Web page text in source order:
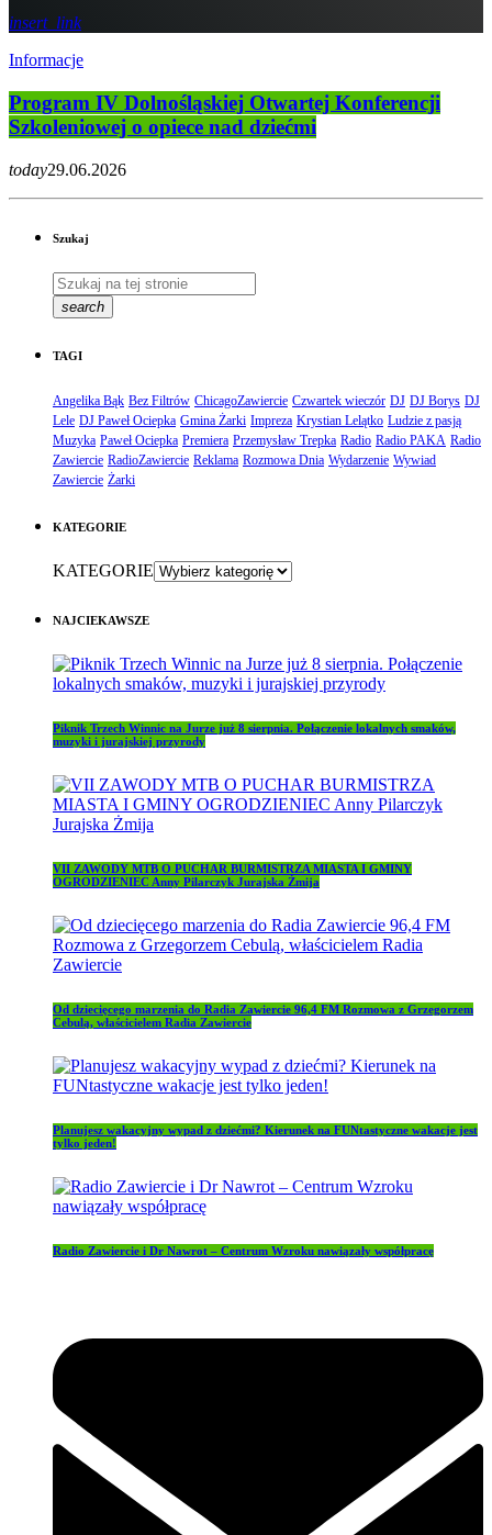
insert_link
Informacje
Program IV Dolnośląskiej Otwartej Konferencji
Szkoleniowej o opiece nad dziećmi
today29.06.2026
Szukaj
search
TAGI
Angelika Bąk Bez Filtrów ChicagoZawiercie Czwartek wieczór DJ DJ Borys DJ
Lele DJ Paweł Ociepka Gmina Żarki Impreza Krystian Lelątko Ludzie z pasją
Muzyka Paweł Ociepka Premiera Przemysław Trepka Radio Radio PAKA Radio
Zawiercie RadioZawiercie Reklama Rozmowa Dnia Wydarzenie Wywiad
Zawiercie Żarki
KATEGORIE
KATEGORIE
NAJCIEKAWSZE
Piknik Trzech Winnic na Jurze już 8 sierpnia. Połączenie lokalnych smaków,
muzyki i jurajskiej przyrody
VII ZAWODY MTB O PUCHAR BURMISTRZA MIASTA I GMINY
OGRODZIENIEC Anny Pilarczyk Jurajska Żmija
Od dziecięcego marzenia do Radia Zawiercie 96,4 FM Rozmowa z Grzegorzem
Cebulą, właścicielem Radia Zawiercie
Planujesz wakacyjny wypad z dziećmi? Kierunek na FUNtastyczne wakacje jest
tylko jeden!
Radio Zawiercie i Dr Nawrot – Centrum Wzroku nawiązały współpracę